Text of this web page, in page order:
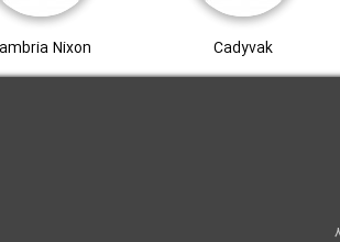
Cadyvak
Nixon